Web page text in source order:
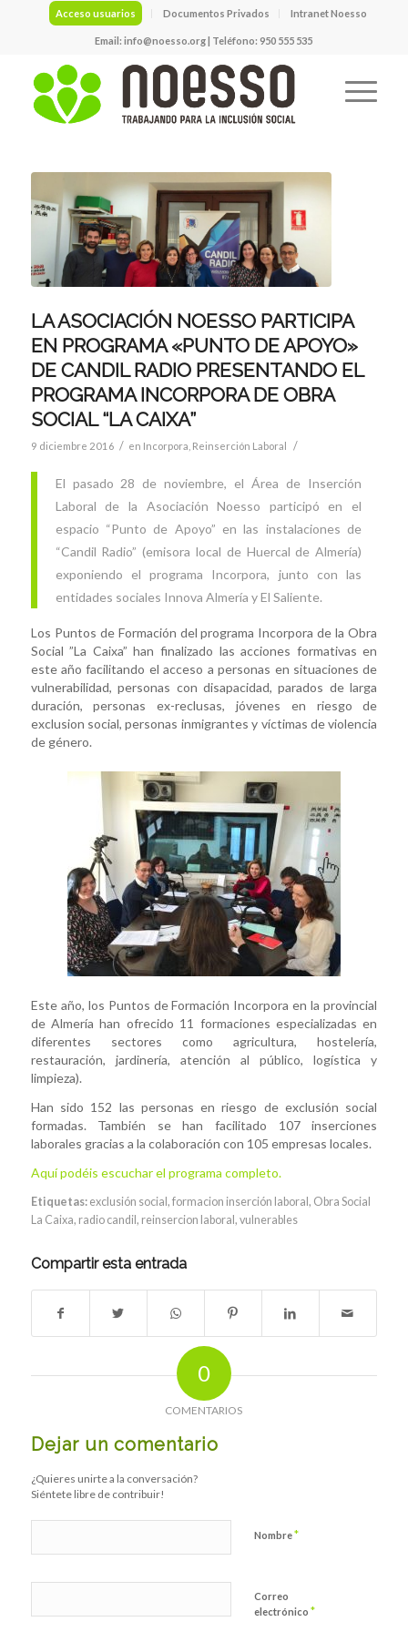
Acceso usuarios Documentos Privados Intranet Noesso
Email:info@noesso.org| Teléfono: 950 555 535
LA ASOCIACIÓN NOESSO PARTICIPA
EN PROGRAMA «PUNTO DE APOYO»
DE CANDIL RADIO PRESENTANDO EL
PROGRAMA INCORPORA DE OBRA
SOCIAL “LA CAIXA”
9 diciembre 2016 / en Incorpora Reinserción Laboral /
El pasado 28 de noviembre, el Área de Inserción
Laboral de la Asociación Noesso participó en el
espacio “Punto de Apoyo” en las instalaciones de
“Candil Radio” (emisora local de Huercal de Almería)
exponiendo el programa Incorpora, junto con las
entidades sociales Innova Almería y El Saliente.
Los Puntos de Formación del programa Incorpora de la Obra
Social ”La Caixa” han finalizado las acciones formativas en
este año facilitando el acceso a personas en situaciones de
vulnerabilidad, personas con disapacidad, parados de larga
duración, personas ex-reclusas, jóvenes en riesgo de
exclusion social, personas inmigrantes y víctimas de violencia
de género.
Este año, los Puntos de Formación Incorpora en la provincial
de Almería han ofrecido 11 formaciones especializadas en
diferentes sectores como agricultura, hostelería,
restauración, jardinería, atención al público, logística y
limpieza).
Han sido 152 las personas en riesgo de exclusión social
formadas. También se han facilitado 107 inserciones
laborales gracias a la colaboración con 105 empresas locales.
Aquí podéis escuchar el programa completo.
Etiquetas: exclusión social , formacion inserción laboral , Obra Social
La Caixa, radio candil , reinsercion laboral , vulnerables
Compartir esta entrada
0
COMENTARIOS
Dejar un comentario
¿Quieres unirte a la conversación?
Siéntete libre de contribuir!
Nombre*
Correo
electrónico *